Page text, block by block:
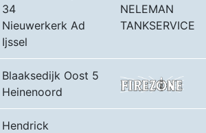
34
Nieuwerkerk Ad
Ijssel
NELEMAN
TANKSERVICE
Blaaksedijk Oost 5
Heinenoord
Hendrick